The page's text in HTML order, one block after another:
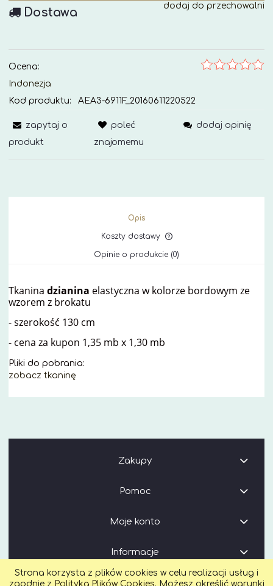
Strona korzysta z plików cookies w celu realizacji usług i
zgodnie z Polityką Plików Cookies. Możesz określić warunki
dodaj do przechowalni
Dostawa
Ocena:
Indonezja
Kod produktu:
AEA3-6911F_20160611220522
zapytaj o
produkt
poleć
znajomemu
dodaj opinię
Opis
Koszty dostawy
Cena nie zawiera
kosztów płatności
Opinie o produkcie (0)
Tkanina dzianina elastyczna w kolorze bordowym ze
wzorem z brokatu
- szerokość 130 cm
- cena za kupon 1,35 mb x 1,30 mb
Pliki do pobrania:
zobacz tkaninę
Zakupy
Pomoc
Moje konto
Informacje